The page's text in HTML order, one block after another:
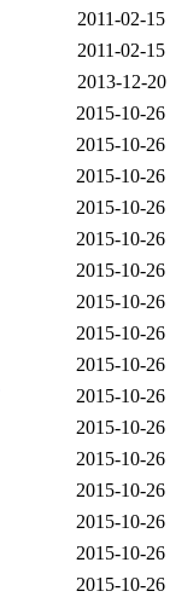
2011-02-15
2011-02-15
2013-12-20
2015-10-26
2015-10-26
2015-10-26
2015-10-26
2015-10-26
2015-10-26
2015-10-26
2015-10-26
2015-10-26
2015-10-26
2015-10-26
2015-10-26
2015-10-26
2015-10-26
2015-10-26
2015-10-26